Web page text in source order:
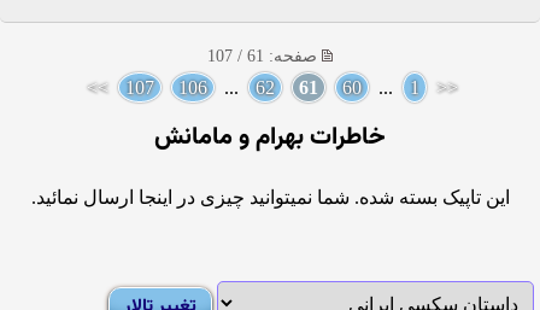
صفحه: 61 / 107
<<
1
...
60
61
62
...
106
107
>>
خاطرات بهرام و مامانش
این تاپیک بسته شده. شما نمیتوانید چیزی در اینجا ارسال نمائید.